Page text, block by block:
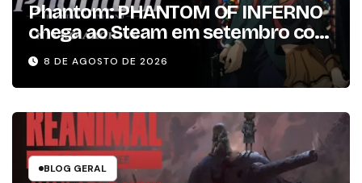
Phantom: PHANTOM OF INFERNO
chega ao Steam em setembro com
conteúdo da versão lançada em
2013
8 DE AGOSTO DE 2026
BLOG GERAL